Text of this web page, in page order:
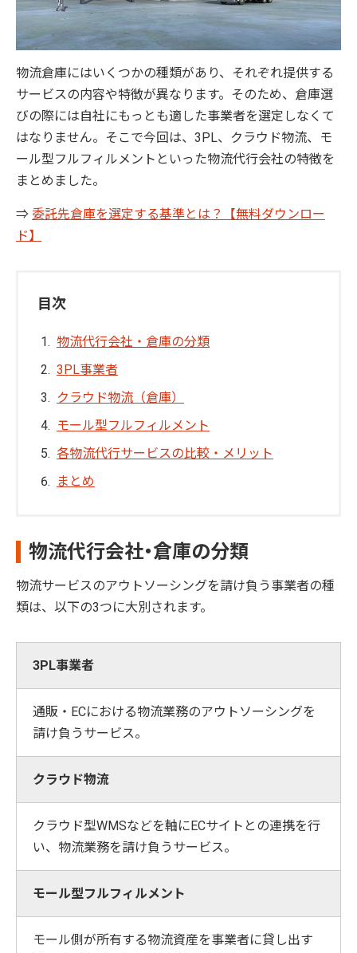
物流倉庫にはいくつかの種類があり、それぞれ提供する
サービスの内容や特徴が異なります。そのため、倉庫選
びの際には自社にもっとも適した事業者を選定しなくて
はなりません。そこで今回は、3PL、クラウド物流、モ
ール型フルフィルメントといった物流代行会社の特徴を
まとめました。
⇒ 委託先倉庫を選定する基準とは？【無料ダウンロー
ド】
目次
物流代行会社・倉庫の分類
3PL事業者
クラウド物流（倉庫）
モール型フルフィルメント
各物流代行サービスの比較・メリット
まとめ
物流代行会社・倉庫の分類
物流サービスのアウトソーシングを請け負う事業者の種
類は、以下の3つに大別されます。
3PL事業者
通販・ECにおける物流業務のアウトソーシングを
請け負うサービス。
クラウド物流
クラウド型WMSなどを軸にECサイトとの連携を行
い、物流業務を請け負うサービス。
モール型フルフィルメント
モール側が所有する物流資産を事業者に貸し出す